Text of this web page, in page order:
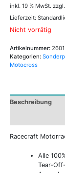
inkl. 19 % MwSt. zzgl.
Lieferzeit:
Nicht vorrätig
Artikelnummer:
Kategorien:
Motocross
Beschreibung
Racecraft
Alle
Tear-